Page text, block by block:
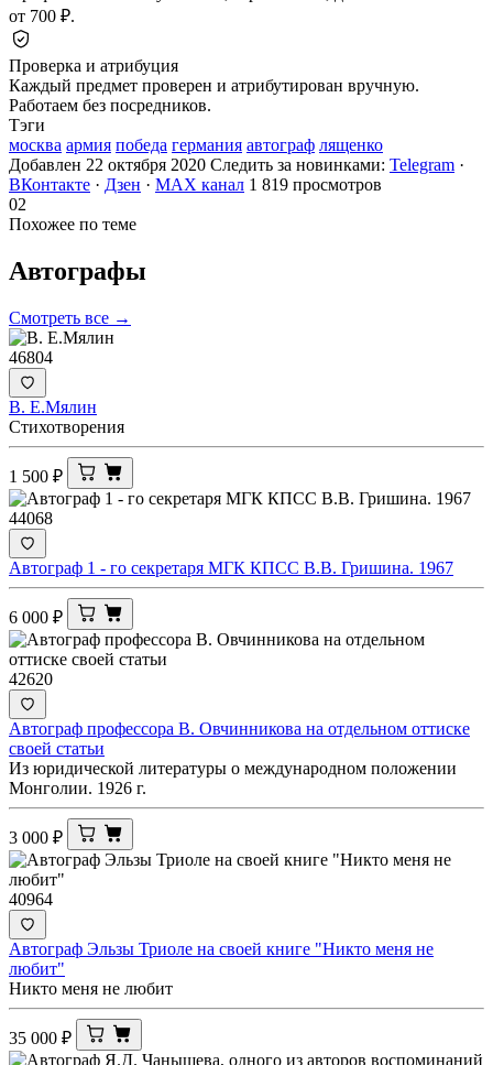
от 700 ₽.
Проверка и атрибуция
Каждый предмет проверен и атрибутирован вручную.
Работаем без посредников.
Тэги
москва армия победа германия автограф лященко
Добавлен 22 октября 2020 Следить за новинками: Telegram ·
ВКонтакте · Дзен · MAX канал 1 819 просмотров
02
Похожее по теме
Автографы
Смотреть все →
46804
В. Е.Мялин
Стихотворения
1 500 ₽
44068
Автограф 1 - го секретаря МГК КПСС В.В. Гришина. 1967
6 000 ₽
42620
Автограф профессора В. Овчинникова на отдельном оттиске
своей статьи
Из юридической литературы о международном положении
Монголии. 1926 г.
3 000 ₽
40964
Автограф Эльзы Триоле на своей книге "Никто меня не
любит"
Никто меня не любит
35 000 ₽